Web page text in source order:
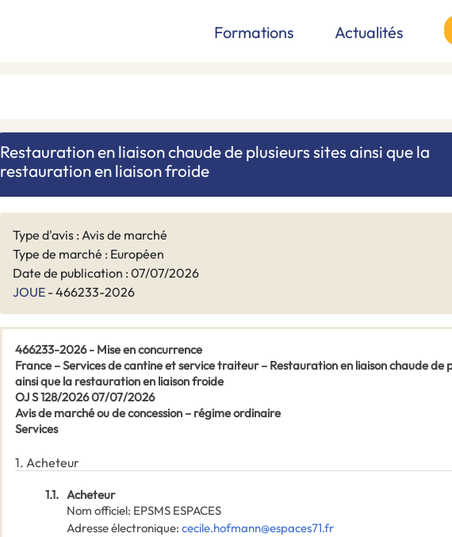
Formations Actualités
Restauration en liaison chaude de plusieurs sites ainsi que la
restauration en liaison froide
Type d'avis : Avis de marché
Type de marché : Européen
Date de publication : 07/07/2026
JOUE - 466233-2026
466233-2026 - Mise en concurrence
France – Services de cantine et service traiteur – Restauration en liaison chaude de
ainsi que la restauration en liaison froide
OJ S 128/2026 07/07/2026
Avis de marché ou de concession – régime ordinaire
Services
1. Acheteur
1.1. Acheteur
Nom officiel: EPSMS ESPACES
Adresse électronique: cecile.hofmann@espaces71.fr